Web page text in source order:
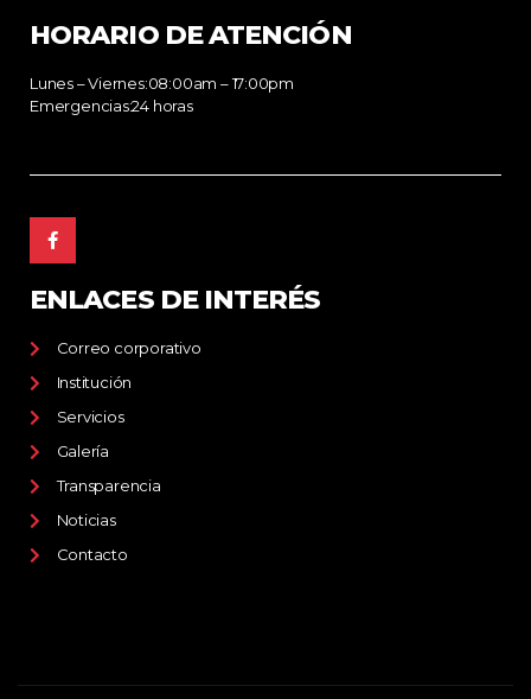
HORARIO DE ATENCIÓN
Lunes – Viernes:08:00am – 17:00pm
Emergencias:24 horas
ENLACES DE INTERÉS
Correo corporativo
Institución
Servicios
Galería
Transparencia
Noticias
Contacto